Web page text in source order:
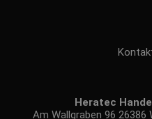
Heratec
Am Wallgraben 96 26386